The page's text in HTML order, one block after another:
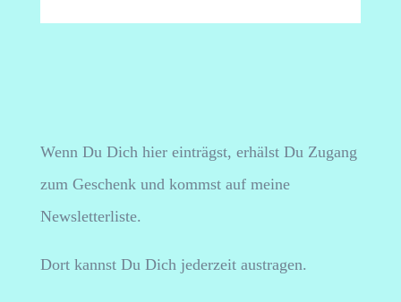
Wenn Du Dich hier einträgst, erhälst Du Zugang
zum Geschenk und kommst auf meine
Newsletterliste.
Dort kannst Du Dich jederzeit austragen.